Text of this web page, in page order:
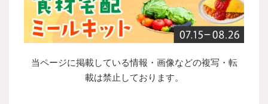
当ページに掲載している情報・画像などの複写・転
載は禁止しております。